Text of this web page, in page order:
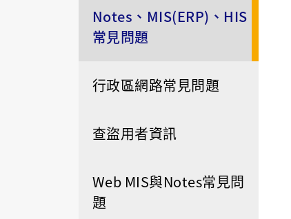
Notes、MIS(ERP)、HIS
常見問題
行政區網路常見問題
查盜用者資訊
Web MIS與Notes常見問
題